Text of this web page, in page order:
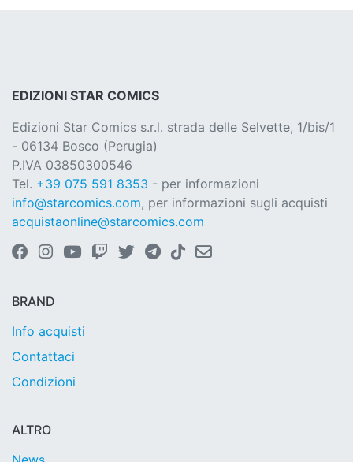
EDIZIONI STAR COMICS
Edizioni Star Comics s.r.l. strada delle Selvette, 1/bis/1
- 06134 Bosco (Perugia)
P.IVA 03850300546
Tel. +39 075 591 8353 - per informazioni
info@starcomics.com, per informazioni sugli acquisti
acquistaonline@starcomics.com
BRAND
Info acquisti
Contattaci
Condizioni
ALTRO